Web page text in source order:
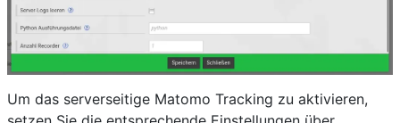
Um das serverseitige Matomo Tracking zu aktivieren,